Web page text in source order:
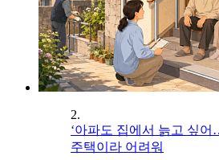
2.
‘아파도 집에서 늙고 싶어
주택이라 어려워